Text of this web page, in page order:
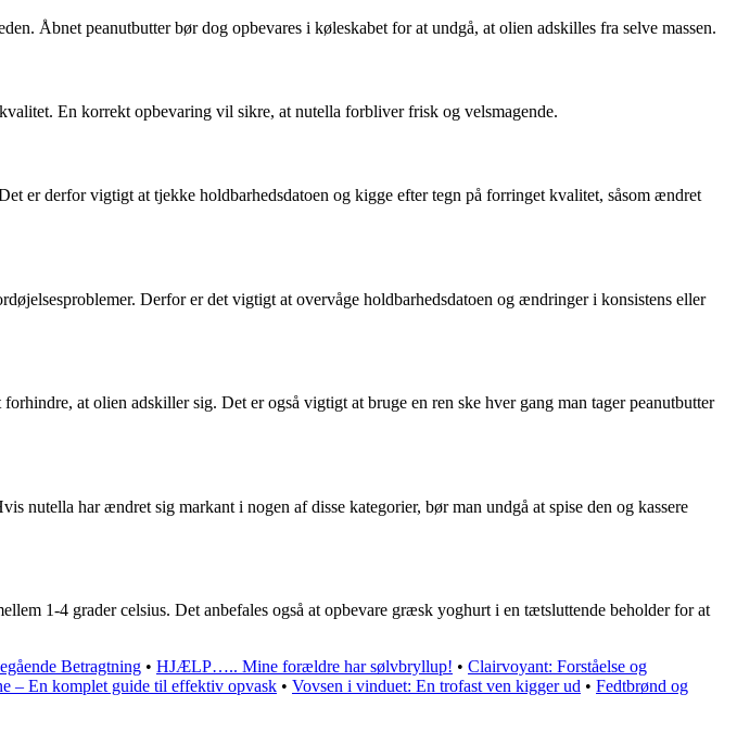
Åbnet peanutbutter bør dog opbevares i køleskabet for at undgå, at olien adskilles fra selve massen.
En korrekt opbevaring vil sikre, at nutella forbliver frisk og velsmagende.
er derfor vigtigt at tjekke holdbarhedsdatoen og kigge efter tegn på forringet kvalitet, såsom ændret
Derfor er det vigtigt at overvåge holdbarhedsdatoen og ændringer i konsistens eller
at olien adskiller sig. Det er også vigtigt at bruge en ren ske hver gang man tager peanutbutter
nutella har ændret sig markant i nogen af disse kategorier, bør man undgå at spise den og kassere
1-4 grader celsius. Det anbefales også at opbevare græsk yoghurt i en tætsluttende beholder for at
Betragtning • HJÆLP….. Mine forældre har sølvbryllup! • Clairvoyant: Forståelse og
– En komplet guide til effektiv opvask • Vovsen i vinduet: En trofast ven kigger ud • Fedtbrønd og